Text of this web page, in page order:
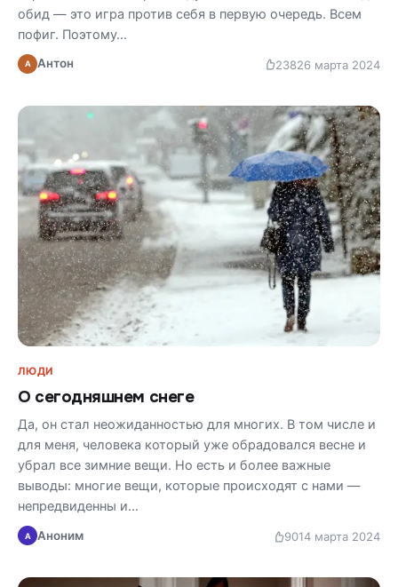
обид — это игра против себя в первую очередь. Всем
пофиг. Поэтому…
А Антон 23826 марта 2024
ЛЮДИ
О сегодняшнем снеге
Да, он стал неожиданностью для многих. В том числе и
для меня, человека который уже обрадовался весне и
убрал все зимние вещи. Но есть и более важные
выводы: многие вещи, которые происходят с нами —
непредвиденны и…
А Аноним 9014 марта 2024